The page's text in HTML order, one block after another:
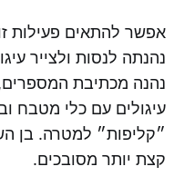
אפשר להתאים פעילות
נהנתה לנסות ולצייר
נהנה מכתיבת
עיגולים עם כלי מטבח
״קליפות״ למטרה. בן
קצת יותר מסובכים.